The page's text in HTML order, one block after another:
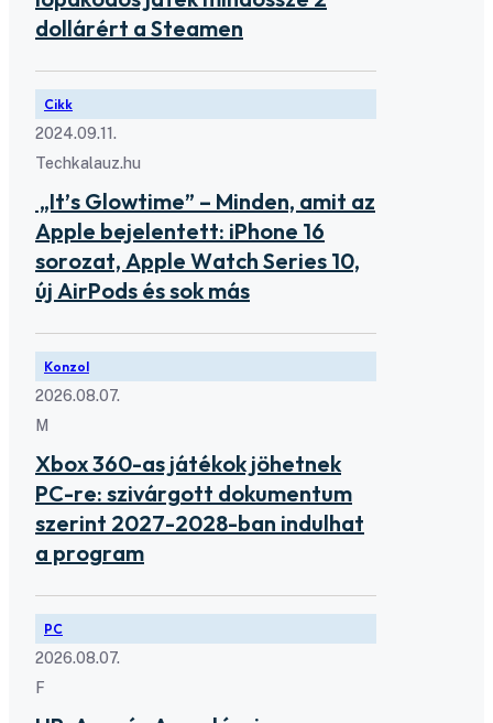
dollárért a Steamen
Cikk
2024.09.11.
Techkalauz.hu
„It’s Glowtime” – Minden, amit az
Apple bejelentett: iPhone 16
sorozat, Apple Watch Series 10,
új AirPods és sok más
Konzol
2026.08.07.
M
Xbox 360-as játékok jöhetnek
PC-re: szivárgott dokumentum
szerint 2027-2028-ban indulhat
a program
PC
2026.08.07.
F